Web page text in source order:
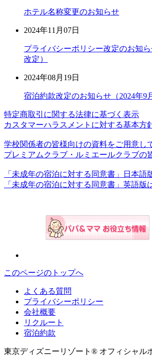
ホテル名称変更のお知らせ
2024年11月07日
プライバシーポリシー改定のお知ら
改定）
2024年08月19日
宿泊約款改定のお知らせ（2024年9
特定商取引に関する法律に基づく表示
カスタマーハラスメントに対する基本方
学校関係者の皆様向けの資料をご用意し
プレミアムクラブ・ルミエールクラブの
「未成年の宿泊に対する同意書」日本語
「未成年の宿泊に対する同意書」英語版
このページのトップへ
よくある質問
プライバシーポリシー
会社概要
リクルート
宿泊約款
東京ディズニーリゾート® オフィシャル